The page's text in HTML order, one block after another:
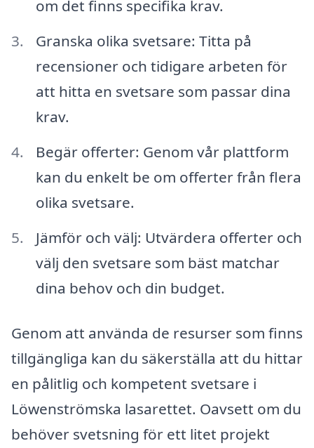
om det finns specifika krav.
Granska olika svetsare: Titta på
recensioner och tidigare arbeten för
att hitta en svetsare som passar dina
krav.
Begär offerter: Genom vår plattform
kan du enkelt be om offerter från flera
olika svetsare.
Jämför och välj: Utvärdera offerter och
välj den svetsare som bäst matchar
dina behov och din budget.
Genom att använda de resurser som finns
tillgängliga kan du säkerställa att du hittar
en pålitlig och kompetent svetsare i
Löwenströmska lasarettet. Oavsett om du
behöver svetsning för ett litet projekt